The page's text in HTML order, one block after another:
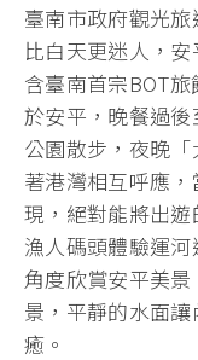
臺南市政府觀光
比白天更迷人，
含臺南首宗BOT
於安平，晚餐過
公園散步，夜晚
著港灣相互呼應
現，絕對能將出
漁人碼頭體驗運
角度欣賞安平美
景，平靜的水面
癒。